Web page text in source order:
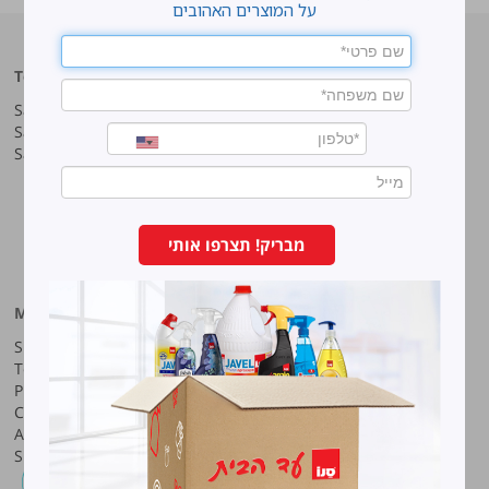
Sano-Bruno’s Enterprises Ltd
Haharash Street 11, Neve
Ne’eman
Hod Hasharon, Israel
Fax: 09-7473233
Top products
Sano Javel Super Gel
Sano Javel Cleaning Foam
Sano Javel Cleaning Powder
Our company
About company
A word from the CEO
Business Information
Investment in the community
quality and environment
Why work at Sano?
Our History
More information
Site map
Terms for using the site
Privacy policy
Code of Ethics
Accessibility Statement
Shareholders meeting
על המוצרים האהובים
מבריק! תצרפו אותי